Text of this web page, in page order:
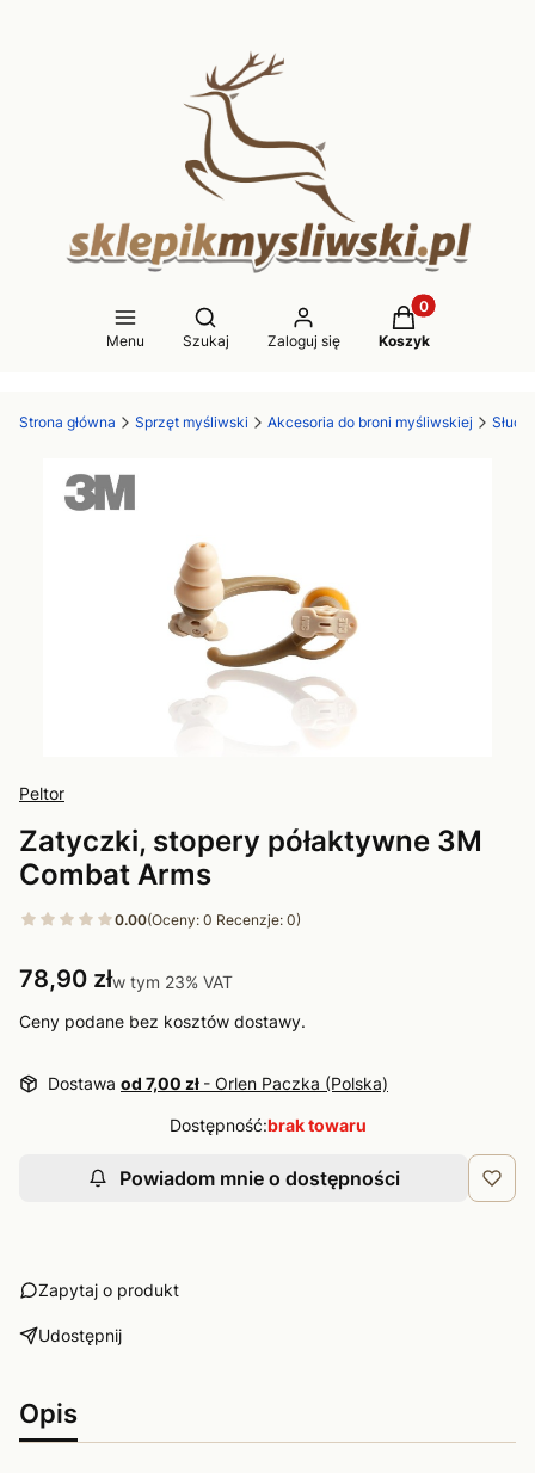
Menu
Otwórz wyszukiwarkę
Szukaj Zaloguj się
Produkty w
Koszyk
Strona główna Sprzęt myśliwski Akcesoria do broni myśliwskiej
Peltor
Zatyczki, stopery półaktywne 3M
Combat Arms
0.00(Oceny: 0 Recenzje: 0)
Cena
78,90 złw tym 23% VAT
w tym 23% VAT
Ceny podane bez kosztów dostawy.
Dostawa od 7,00 zł - Orlen Paczka (Polska)
Dostępność:brak towaru
Powiadom mnie o dostępności
Zapytaj o produkt
Udostępnij
Opis